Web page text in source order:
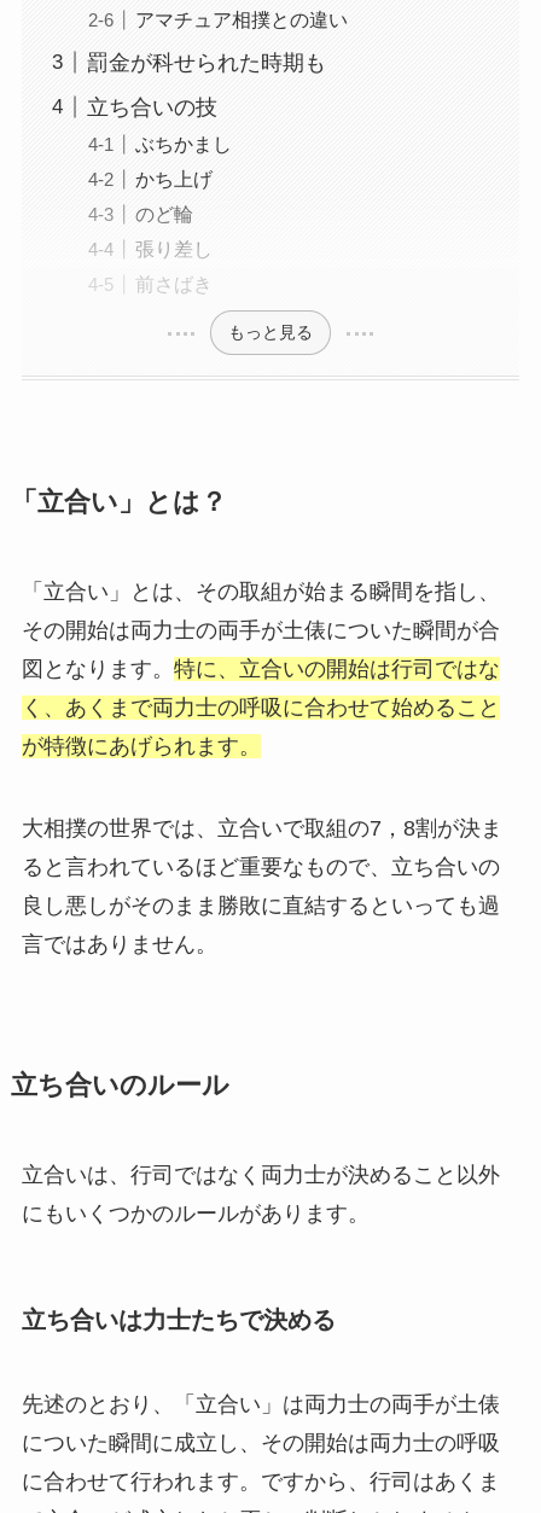
アマチュア相撲との違い
罰金が科せられた時期も
立ち合いの技
ぶちかまし
かち上げ
のど輪
張り差し
前さばき
もっと見る
「立合い」とは？
「立合い」とは、その取組が始まる瞬間を指し、
その開始は両力士の両手が土俵についた瞬間が合
図となります。 特に、立合いの開始は行司ではな
く、あくまで両力士の呼吸に合わせて始めること
が特徴にあげられます。
大相撲の世界では、立合いで取組の7，8割が決ま
ると言われているほど重要なもので、立ち合いの
良し悪しがそのまま勝敗に直結するといっても過
言ではありません。
立ち合いのルール
立合いは、行司ではなく両力士が決めること以外
にもいくつかのルールがあります。
立ち合いは力士たちで決める
先述のとおり、「立合い」は両力士の両手が土俵
についた瞬間に成立し、その開始は両力士の呼吸
に合わせて行われます。ですから、行司はあくま